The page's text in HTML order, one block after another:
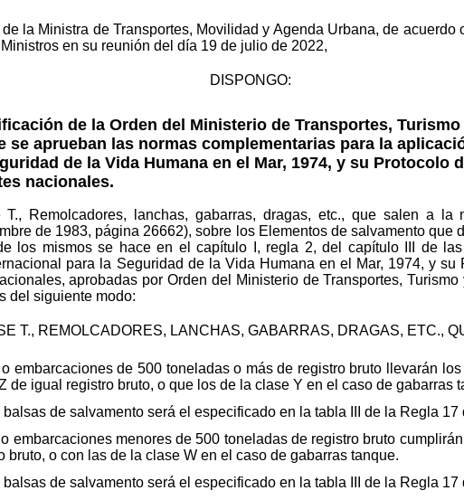
la Ministra de Transportes, Movilidad y Agenda Urbana, de
en su reunión del día 19 de julio de 2022,
DISPONGO:
de la Orden del Ministerio de Transportes,
se aprueban las normas complementarias para la
de la Vida Humana en el Mar, 1974, y su Protocolo
nacionales.
Remolcadores, lanchas, gabarras, dragas, etc., que salen a la
de 1983, página 26662), sobre los Elementos de salvamento que
los mismos se hace en el capítulo I, regla 2, del capítulo III de
para la Seguridad de la Vida Humana en el Mar, 1974, y
aprobadas por Orden del Ministerio de Transportes,
del siguiente modo:
T., REMOLCADORES, LANCHAS, GABARRAS, DRAGAS, ETC.,
embarcaciones de 500 toneladas o más de registro bruto llevarán
de igual registro bruto, o que los de la clase Y en el caso de gabarras
de salvamento será el especificado en la tabla III de la Regla 17
embarcaciones menores de 500 toneladas de registro bruto
bruto, o con las de la clase W en el caso de gabarras tanque.
de salvamento será el especificado en la tabla III de la Regla 17